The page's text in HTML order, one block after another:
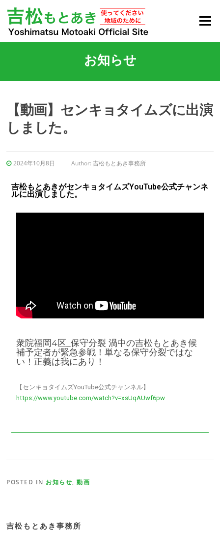
Menu
お知らせ
【動画】センキョタイムズに出演
しました。
2024年10月8日 Author:吉松もとあき事務所
吉松もとあきがセンキョタイムズYouTube公式チャンネ
ルに出演しました。
衆院福岡4区_保守分裂 渦中の吉松もとあき候
補予定者が緊急参戦！単なる保守分裂ではな
い！正義は我にあり！
【センキョタイムズYouTube公式チャンネル】
https://www.youtube.com/watch?v=xsUqAUwf6pw
POSTED IN お知らせ,動画
吉松もとあき事務所